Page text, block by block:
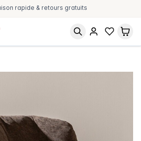
après livraison et en plusieurs fois